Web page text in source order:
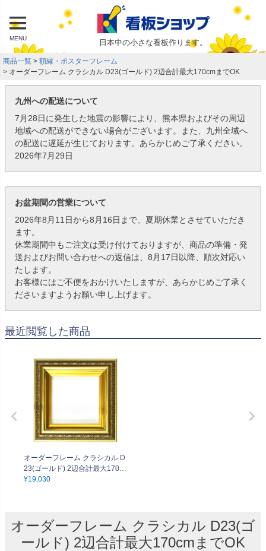
MENU 日本中の小さな看板作ります。
商品一覧
額縁・ポスターフレーム
オーダーフレーム クラシカル D23(ゴールド) 2辺合計最大170cmまでOK
九州への配送について
7月28日に発生した地震の影響により、熊本県およびその周辺
地域への配送ができない場合がございます。また、九州全域へ
の配送に遅延が生じております。あらかじめご了承ください。
2026年7月29日
お盆期間の営業について
2026年8月11日から8月16日まで、夏期休業とさせていただき
ます。
休業期間中もご注文は受け付けておりますが、商品の準備・発
送およびお問い合わせへの返信は、8月17日以降、順次対応い
たします。
お客様にはご不便をおかけいたしますが、あらかじめご了承く
ださいますようお願い申し上げます。
最近閲覧した商品
オーダーフレーム クラシカル D
23(ゴールド) 2辺合計最大170c
mまでOK
¥19,030
オーダーフレーム クラシカル D23(ゴ
ールド) 2辺合計最大170cmまでOK